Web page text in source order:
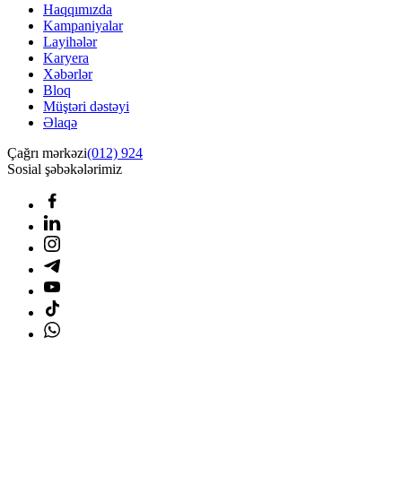
Haqqımızda
Kampaniyalar
Layihələr
Karyera
Xəbərlər
Bloq
Müştəri dəstəyi
Əlaqə
Çağrı mərkəzi(012) 924
Sosial şəbəkələrimiz